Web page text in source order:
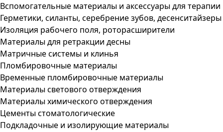
Вспомогательные материалы и аксессуары для терапии
Герметики, силанты, серебрение зубов, десенситайзеры
Изоляция рабочего поля, роторасширители
Материалы для ретракции десны
Матричные системы и клинья
Пломбировочные материалы
Временные пломбировочные материалы
Материалы светового отверждения
Материалы химического отверждения
Цементы стоматологические
Подкладочные и изолирующие материалы